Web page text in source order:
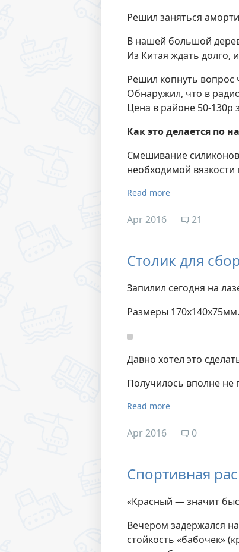
Решил заняться
В нашей большой
Из Китая ждать долго,
Решил копнуть вопрос
Обнаружил, что в
Цена в районе 50-130р
Как это делается по
Смешивание
необходимой
Read more
Apr 2016 21
Столик для
Запилил сегодня на
Размеры 170х140х75мм.
Давно хотел это
Получилось вполне не
Read more
Apr 2016 0
Спортивная
«Красный — значит
Вечером задержался
стойкость «бабочек»